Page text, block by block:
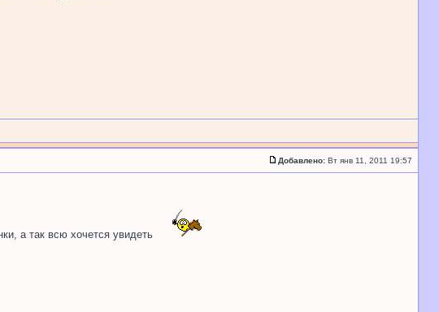
Добавлено: Вт янв 11, 2011 19:57
а так всю хочется увидеть